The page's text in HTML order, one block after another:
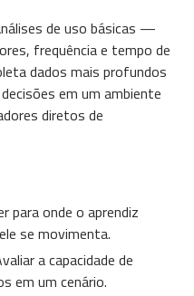
de uso básicas —
frequência e tempo de
dados mais profundos
em um ambiente
diretos de
para onde o aprendiz
se movimenta.
a capacidade de
em um cenário.